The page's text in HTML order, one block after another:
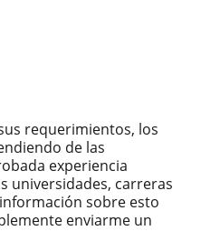
requerimientos, los
de las
experiencia
universidades, carreras
sobre esto
enviarme un